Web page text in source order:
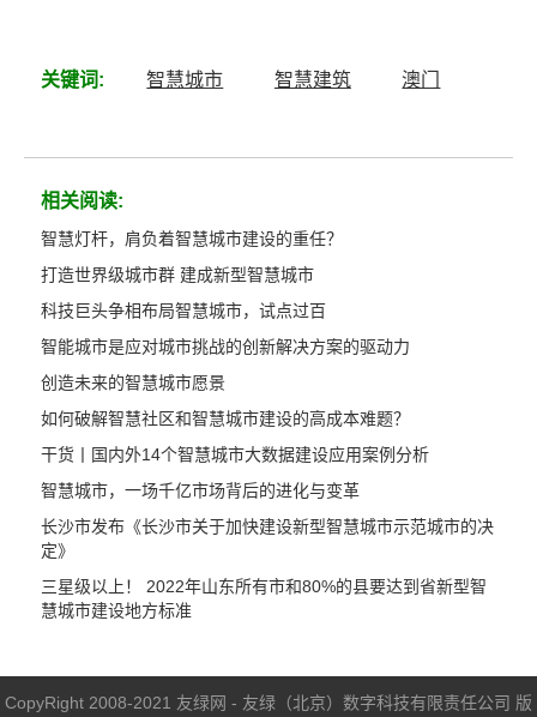
关键词: 智慧城市 智慧建筑 澳门
相关阅读:
智慧灯杆，肩负着智慧城市建设的重任？
打造世界级城市群 建成新型智慧城市
科技巨头争相布局智慧城市，试点过百
智能城市是应对城市挑战的创新解决方案的驱动力
创造未来的智慧城市愿景
如何破解智慧社区和智慧城市建设的高成本难题？
干货丨国内外14个智慧城市大数据建设应用案例分析
智慧城市，一场千亿市场背后的进化与变革
长沙市发布《长沙市关于加快建设新型智慧城市示范城市的决
定》
三星级以上！ 2022年山东所有市和80%的县要达到省新型智
慧城市建设地方标准
CopyRight 2008-2021 友绿网 - 友绿（北京）数字科技有限责任公司 版